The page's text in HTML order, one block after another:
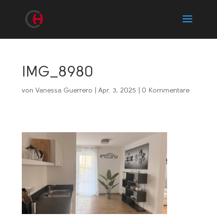
IMG_8980
von Vanessa Guerrero Apr. 3, 2025 0 Kommentare